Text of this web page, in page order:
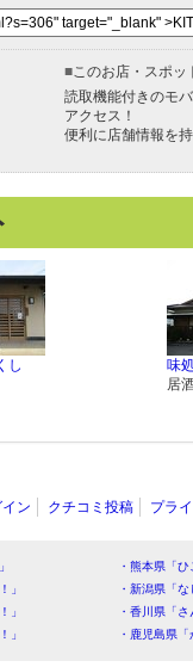
■このお店・スポッ
読取機能付きのモ
アクセス！
便利に店舗情報を
し
味
居
イン クチコミ投稿 プラ
・熊本県「
」
・新潟県「
」
・香川県「
」
・鹿児島県